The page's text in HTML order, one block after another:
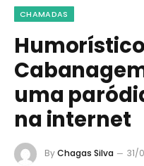
CHAMADAS
uma
na internet
ByChagas Silva 31/